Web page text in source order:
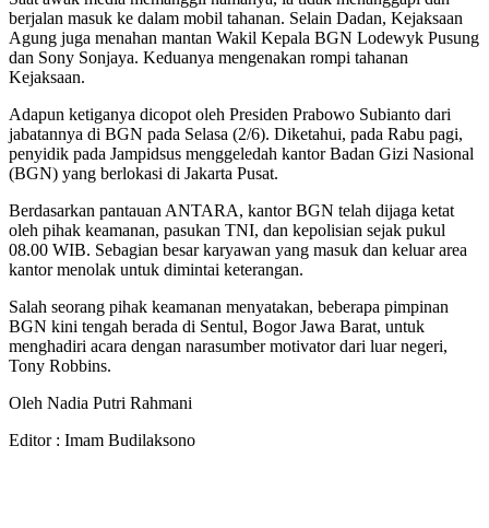
berjalan masuk ke dalam mobil tahanan. Selain Dadan, Kejaksaan
Agung juga menahan mantan Wakil Kepala BGN Lodewyk Pusung
dan Sony Sonjaya. Keduanya mengenakan rompi tahanan
Kejaksaan.
Adapun ketiganya dicopot oleh Presiden Prabowo Subianto dari
jabatannya di BGN pada Selasa (2/6). Diketahui, pada Rabu pagi,
penyidik pada Jampidsus menggeledah kantor Badan Gizi Nasional
(BGN) yang berlokasi di Jakarta Pusat.
Berdasarkan pantauan ANTARA, kantor BGN telah dijaga ketat
oleh pihak keamanan, pasukan TNI, dan kepolisian sejak pukul
08.00 WIB. Sebagian besar karyawan yang masuk dan keluar area
kantor menolak untuk dimintai keterangan.
Salah seorang pihak keamanan menyatakan, beberapa pimpinan
BGN kini tengah berada di Sentul, Bogor Jawa Barat, untuk
menghadiri acara dengan narasumber motivator dari luar negeri,
Tony Robbins.
Oleh Nadia Putri Rahmani
Editor : Imam Budilaksono